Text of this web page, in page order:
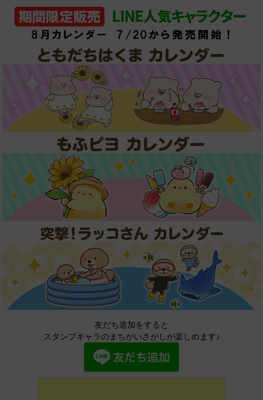
友だち追加をすると
スタンプキャラのまちがいさがしが楽しめます♪